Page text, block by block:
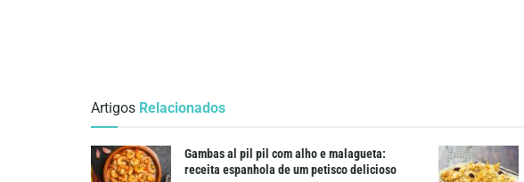
Artigos Relacionados
Gambas al pil pil com alho e malagueta:
receita espanhola de um petisco delicioso